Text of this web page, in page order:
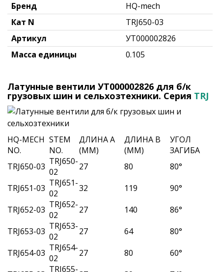
Бренд
HQ-mech
Кат N
TRJ650-03
Артикул
УТ000002826
Масса единицы
0.105
Латунные вентили УТ000002826 для б/к
грузовых шин и сельхозтехники. Серия TRJ
HQ-MECH
NO.
STEM
NO.
ДЛИНА A
(MM)
ДЛИНА B
(MM)
УГОЛ
ЗАГИБА
TRJ650-03 TRJ650-
02
27 80
80°
TRJ651-03 TRJ651-
02
32 119
90°
TRJ652-03 TRJ652-
02
27 140
86°
TRJ653-03 TRJ653-
02
27 64
80°
TRJ654-03 TRJ654-
02
27 80
60°
TRJ655-